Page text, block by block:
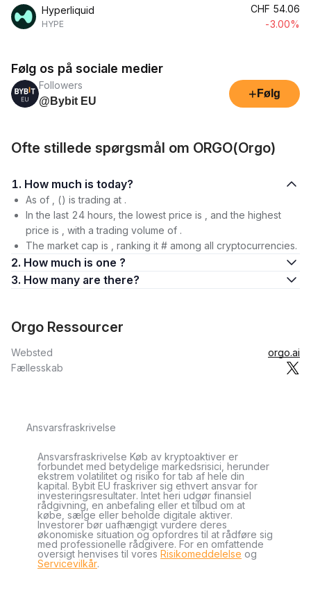
Hyperliquid
HYPE
CHF 54.06
-3.00%
Følg os på sociale medier
Followers
@Bybit EU
+ Følg
Ofte stillede spørgsmål om ORGO(Orgo)
1. How much is today?
As of , () is trading at .
In the last 24 hours, the lowest price is , and the highest
price is , with a trading volume of .
The market cap is , ranking it # among all cryptocurrencies.
2. How much is one ?
3. How many are there?
Orgo Ressourcer
Websted
orgo.ai
Fællesskab
Ansvarsfraskrivelse
Ansvarsfraskrivelse Køb av kryptoaktiver er
forbundet med betydelige markedsrisici, herunder
ekstrem volatilitet og risiko for tab af hele din
kapital. Bybit EU fraskriver sig ethvert ansvar for
investeringsresultater. Intet heri udgør finansiel
rådgivning, en anbefaling eller et tilbud om at
købe, sælge eller beholde digitale aktiver.
Investorer bør uafhængigt vurdere deres
økonomiske situation og opfordres til at rådføre sig
med professionelle rådgivere. For en omfattende
oversigt henvises til vores Risikomeddelelse og
Servicevilkår.